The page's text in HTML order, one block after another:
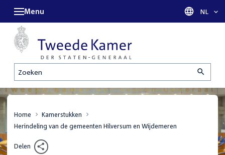
Zoeken
Menu Taal
NL
Home
Kamerstukken
Herindeling van de gemeenten Hilversum en Wijdemeren
Delen